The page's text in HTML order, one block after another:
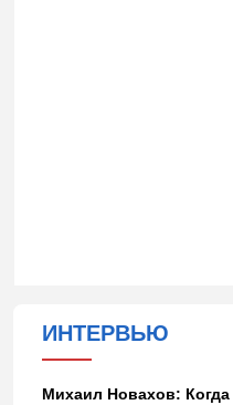
ИНТЕРВЬЮ
Михаил Новахов: